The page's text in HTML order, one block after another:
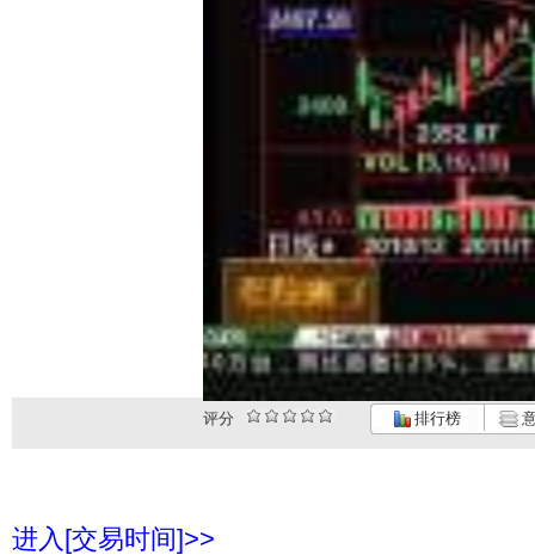
评分 排行榜
进入[交易时间]>>